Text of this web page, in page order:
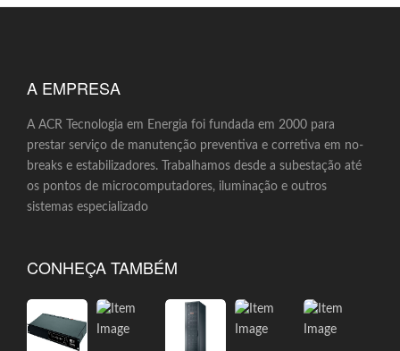
A EMPRESA
A ACR Tecnologia em Energia foi fundada em 2000 para
prestar serviço de manutenção preventiva e corretiva em no-
breaks e estabilizadores. Trabalhamos desde a subestação até
os pontos de microcomputadores, iluminação e outros
sistemas especializado
CONHEÇA TAMBÉM